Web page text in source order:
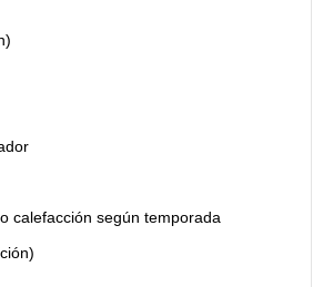
calefacción según temporada